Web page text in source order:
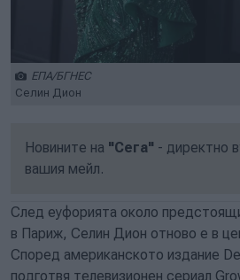
ЕПА/БГНЕС
Селин Дион
Новините на "Сега" - директно
вашия мейл.
След еуфорията около
в Париж, Селин Дион отново е в
Според американското издание
подготвя телевизионен сериал